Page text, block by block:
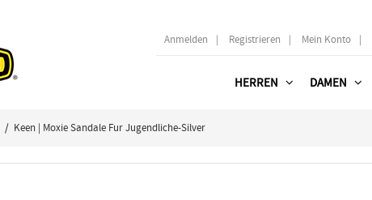
Anmelden | Registrieren | Mein Konto |
HERREN DAMEN
/ Keen | Moxie Sandale Fur Jugendliche-Silver